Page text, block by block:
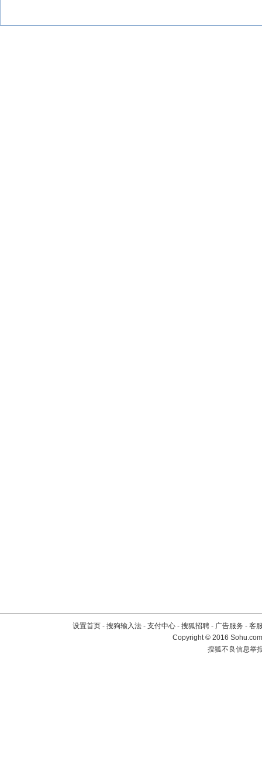
设置首页 - 搜狗输入法 - 支付中心 - 搜狐招聘 - 广告服务 - 客
Copyright©2016
搜狐不良信息举